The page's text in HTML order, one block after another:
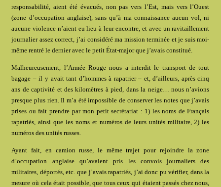
responsabilité, aient été évacués, non pas vers l’Est, mais vers l’Ouest
(zone d’occupation anglaise), sans qu’à ma connaissance aucun vol, ni
aucune violence n’aient eu lieu à leur encontre, et avec un ravitaillement
journalier assez correct, j’ai considéré ma mission terminée et je suis moi-
même rentré le dernier avec le petit État-major que j’avais constitué.
Malheureusement, l’Armée Rouge nous a interdit le transport de tout
bagage – il y avait tant d’hommes à rapatrier – et, d’ailleurs, après cinq
ans de captivité et des kilomètres à pied, dans la neige… nous n’avions
presque plus rien. Il m’a été impossible de conserver les notes que j’avais
prises ou fait prendre par mon petit secrétariat : 1) les noms de Français
rapatriés, ainsi que les noms et numéros de leurs unités militaire, 2) les
numéros des unités russes.
Ayant fait, en camion russe, le même trajet pour rejoindre la zone
d’occupation anglaise qu’avaient pris les convois journaliers des
militaires, déportés, etc. que j’avais rapatriés, j’ai donc pu vérifier, dans la
mesure où cela était possible, que tous ceux qui étaient passés chez nous,